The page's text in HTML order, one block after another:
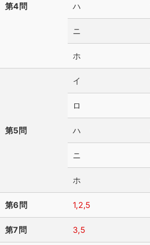
第4問 ハ
ニ
ホ
第5問
イ
ロ
ハ
ニ
ホ
第6問 1,2,5
第7問 3,5